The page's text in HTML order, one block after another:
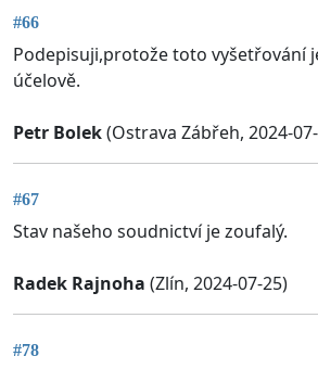
#66
Podepisuji,protože toto vyšetřování
účelově.
Petr Bolek(Ostrava Zábřeh, 2024-
#67
Stav našeho soudnictví je zoufalý.
Radek Rajnoha (Zlín, 2024-07-25)
#78